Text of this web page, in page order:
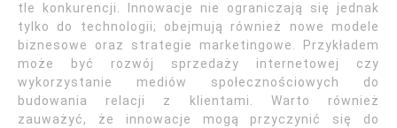
tle konkurencji. Innowacje nie ograniczają się jednak
tylko do technologii; obejmują również nowe modele
biznesowe oraz strategie marketingowe. Przykładem
może być rozwój sprzedaży internetowej czy
wykorzystanie mediów społecznościowych do
budowania relacji z klientami. Warto również
zauważyć, że innowacje mogą przyczynić się do